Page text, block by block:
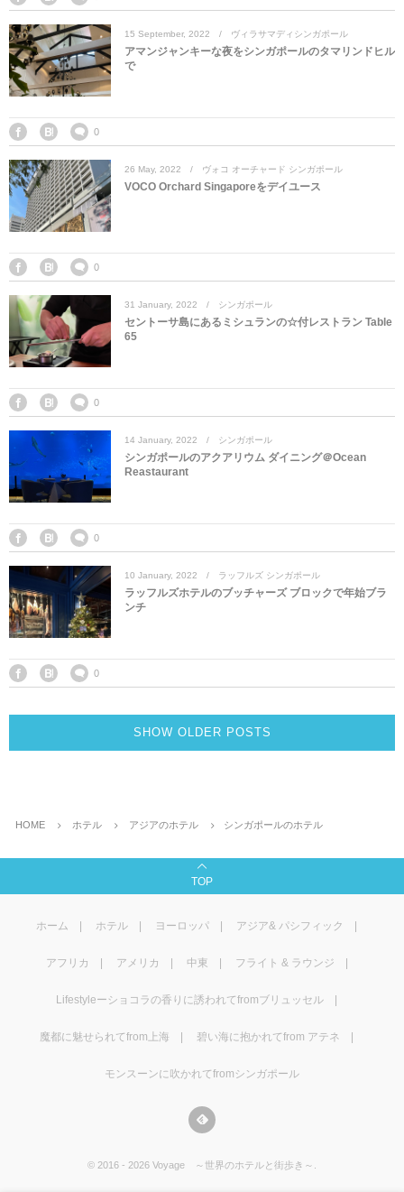
15 September, 2022 ヴィラサマディシンガポール
アマンジャンキーな夜をシンガポールのタマリンドヒル
で
0
26 May, 2022 ヴォコ オーチャード シンガポール
VOCO Orchard Singaporeをデイユース
0
31 January, 2022 シンガポール
セントーサ島にあるミシュランの☆付レストラン Table
65
0
14 January, 2022 シンガポール
シンガポールのアクアリウム ダイニング＠Ocean
Reastaurant
0
10 January, 2022 ラッフルズ シンガポール
ラッフルズホテルのブッチャーズ ブロックで年始ブラ
ンチ
0
SHOW OLDER POSTS
HOME ホテル アジアのホテル シンガポールのホテル
TOP
ホーム ホテル ヨーロッパ アジア& パシフィック
アフリカ アメリカ 中東 フライト & ラウンジ
Lifestyleーショコラの香りに誘われてfromブリュッセル
魔都に魅せられてfrom上海 碧い海に抱かれてfrom アテネ
モンスーンに吹かれてfromシンガポール
© 2016 - 2026 Voyage ～世界のホテルと街歩き～